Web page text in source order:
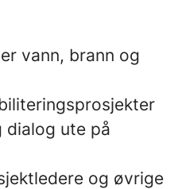
vann, brann og
dialog ute på
og øvrige